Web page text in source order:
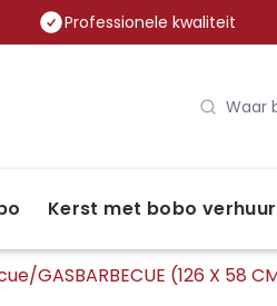
Professionele kwaliteit
Kerst met bobo verhuur
/GASBARBECUE (126 X 58